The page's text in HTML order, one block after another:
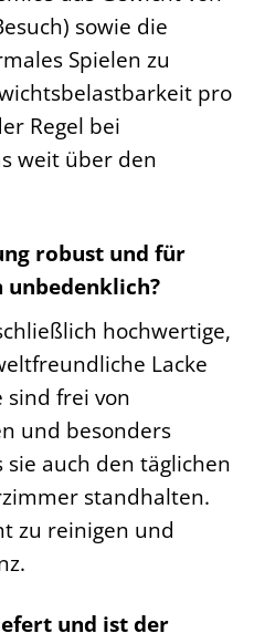
sowie die
Spielen zu
pro
Regel bei
weit über den
robust und für
hochwertige,
Lacke
sind frei von
und besonders
auch den täglichen
standhalten.
zu reinigen und
und ist der